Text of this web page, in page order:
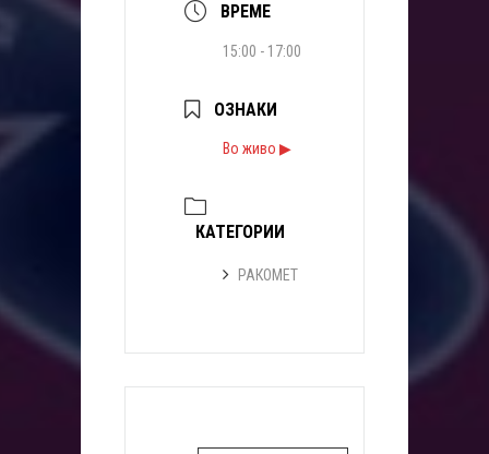
ВРЕМЕ
15:00 - 17:00
ОЗНАКИ
Во живо ▶
КАТЕГОРИИ
РАКОМЕТ